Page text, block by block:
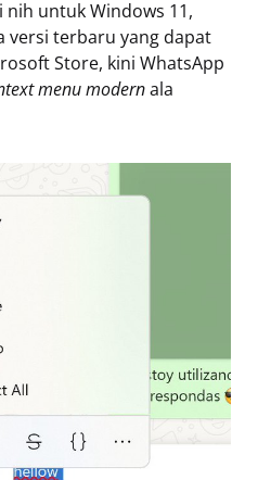
untuk Windows 11,
versi terbaru yang dapat
Store, kini WhatsApp
menu modernala